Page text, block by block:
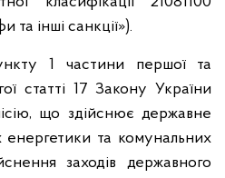
та інші санкції»).
1 частини першої та
статті 17 Закону України
що здійснює державне
та комунальних
заходів державного